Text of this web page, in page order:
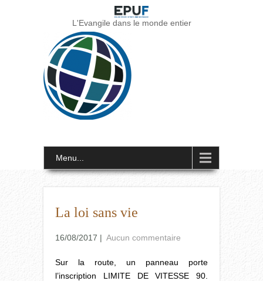
L'Evangile dans le monde entier
Menu...
La loi sans vie
16/08/2017 | Aucun commentaire
Sur la route, un panneau porte
l’inscription LIMITE DE VITESSE 90.